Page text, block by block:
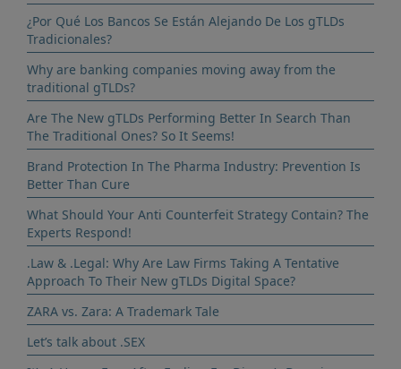
¿Por Qué Los Bancos Se Están Alejando De Los gTLDs
Tradicionales?
Why are banking companies moving away from the
traditional gTLDs?
Are The New gTLDs Performing Better In Search Than
The Traditional Ones? So It Seems!
Brand Protection In The Pharma Industry: Prevention Is
Better Than Cure
What Should Your Anti Counterfeit Strategy Contain? The
Experts Respond!
.Law & .Legal: Why Are Law Firms Taking A Tentative
Approach To Their New gTLDs Digital Space?
ZARA vs. Zara: A Trademark Tale
Let’s talk about .SEX